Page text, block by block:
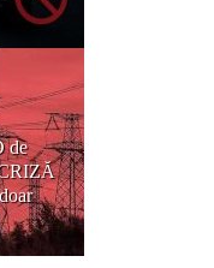
de